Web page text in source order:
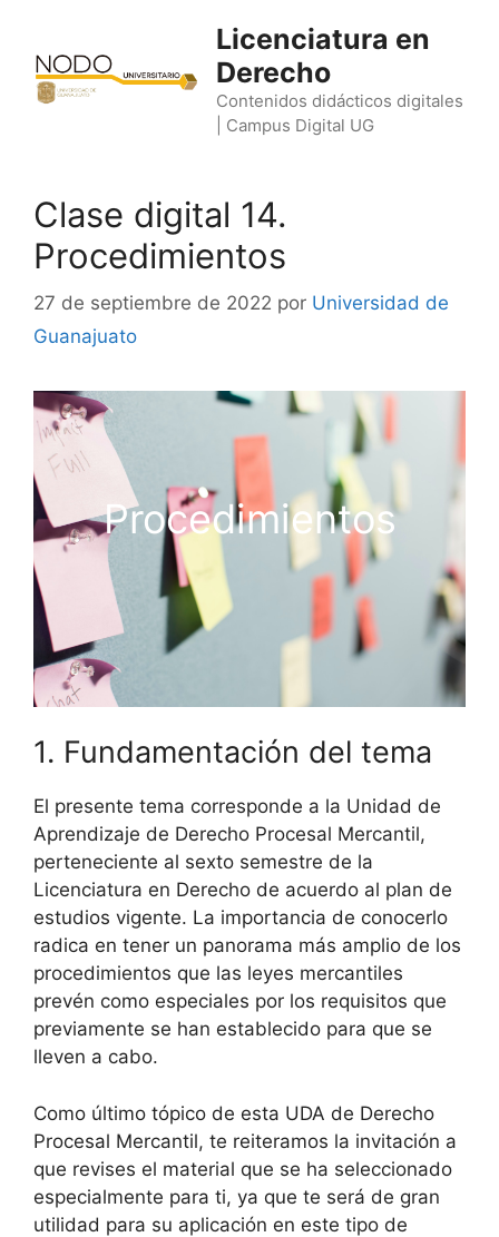
contenido
Licenciatura en
Derecho
Contenidos didácticos digitales
| Campus Digital UG
Clase digital 14.
Procedimientos
27 de septiembre de 2022 por Universidad de
Guanajuato
Procedimientos
1. Fundamentación del tema
El presente tema corresponde a la Unidad de
Aprendizaje de Derecho Procesal Mercantil,
perteneciente al sexto semestre de la
Licenciatura en Derecho de acuerdo al plan de
estudios vigente. La importancia de conocerlo
radica en tener un panorama más amplio de los
procedimientos que las leyes mercantiles
prevén como especiales por los requisitos que
previamente se han establecido para que se
lleven a cabo.
Como último tópico de esta UDA de Derecho
Procesal Mercantil, te reiteramos la invitación a
que revises el material que se ha seleccionado
especialmente para ti, ya que te será de gran
utilidad para su aplicación en este tipo de